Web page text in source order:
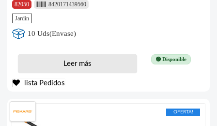
82050
8420171439560
Jardin
10 Uds(Envase)
🟢 Disponible
Leer más
lista Pedidos
OFERTA!